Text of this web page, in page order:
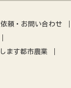
体験農園
頼・お問い合わせ
ます都市農業